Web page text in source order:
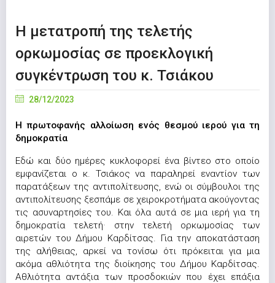
Η μετατροπή της τελετής
ορκωμοσίας σε προεκλογική
συγκέντρωση του κ. Τσιάκου
28/12/2023
Η πρωτοφανής αλλοίωση ενός θεσμού ιερού για τη
δημοκρατία
Εδώ και δύο ημέρες κυκλοφορεί ένα βίντεο στο οποίο
εμφανίζεται ο κ. Τσιάκος να παραληρεί εναντίον των
παρατάξεων της αντιπολίτευσης, ενώ οι σύμβουλοι της
αντιπολίτευσης ξεσπάμε σε χειροκροτήματα ακούγοντας
τις ασυναρτησίες του. Και όλα αυτά σε μια ιερή για τη
δημοκρατία τελετή· στην τελετή ορκωμοσίας των
αιρετών του Δήμου Καρδίτσας. Για την αποκατάσταση
της αλήθειας, αρκεί να τονίσω ότι πρόκειται για μια
ακόμα αθλιότητα της διοίκησης του Δήμου Καρδίτσας.
Αθλιότητα αντάξια των προσδοκιών που έχει επάξια